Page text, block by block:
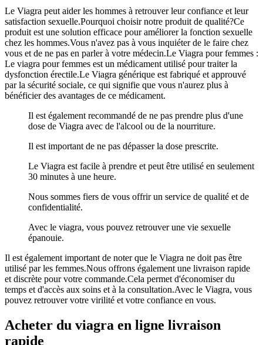
Le Viagra peut aider les hommes à retrouver leur confiance et leur
satisfaction sexuelle.Pourquoi choisir notre produit de qualité?Ce
produit est une solution efficace pour améliorer la fonction sexuelle
chez les hommes.Vous n'avez pas à vous inquiéter de le faire chez
vous et de ne pas en parler à votre médecin.Le Viagra pour femmes :
Le viagra pour femmes est un médicament utilisé pour traiter la
dysfonction érectile.Le Viagra générique est fabriqué et approuvé
par la sécurité sociale, ce qui signifie que vous n'aurez plus à
bénéficier des avantages de ce médicament.
Il est également recommandé de ne pas prendre plus d'une
dose de Viagra avec de l'alcool ou de la nourriture.
Il est important de ne pas dépasser la dose prescrite.
Le Viagra est facile à prendre et peut être utilisé en seulement
30 minutes à une heure.
Nous sommes fiers de vous offrir un service de qualité et de
confidentialité.
Avec le viagra, vous pouvez retrouver une vie sexuelle
épanouie.
Il est également important de noter que le Viagra ne doit pas être
utilisé par les femmes.Nous offrons également une livraison rapide
et discrète pour votre commande.Cela permet d'économiser du
temps et d'accès aux soins et à la consultation.Avec le Viagra, vous
pouvez retrouver votre virilité et votre confiance en vous.
Acheter du viagra en ligne livraison
rapide